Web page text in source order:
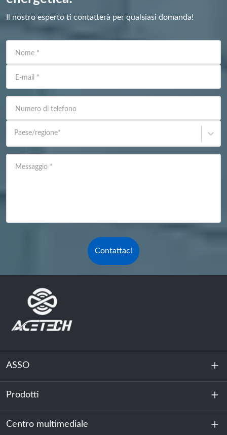
Il nostro esperto ti contatterà per qualsiasi domanda!
Nome *
E-mail *
Numero di telefono
Paese/regione*
Messaggio *
Contattaci
ASSO
Chi siamo
Sostenibilità
Prodotti
Accumulo di energia
Centro multimediale